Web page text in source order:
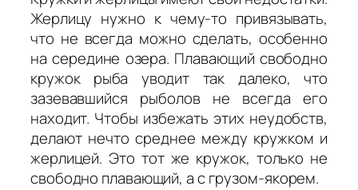
Жерлицу нужно к чему-то привязывать,
что не всегда можно сделать, особенно
на середине озера. Плавающий свободно
кружок рыба уводит так далеко, что
зазевавшийся рыболов не всегда его
находит. Чтобы избежать этих неудобств,
делают нечто среднее между кружком и
жерлицей. Это тот же кружок, только не
свободно плавающий, а с грузом-якорем.